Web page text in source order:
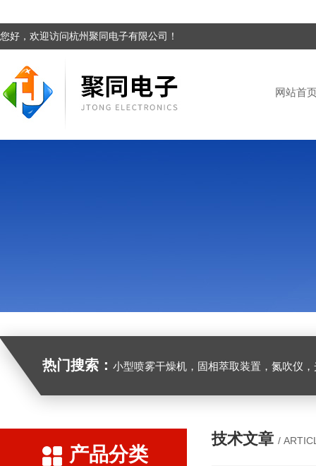
您好，欢迎访问杭州聚同电子有限公司！
网站首
热门搜索： 小型喷雾干燥机，固相萃取装置，氮吹仪，光化学反应仪，低温恒温槽，超声波细胞
产品分类
技术文章 /